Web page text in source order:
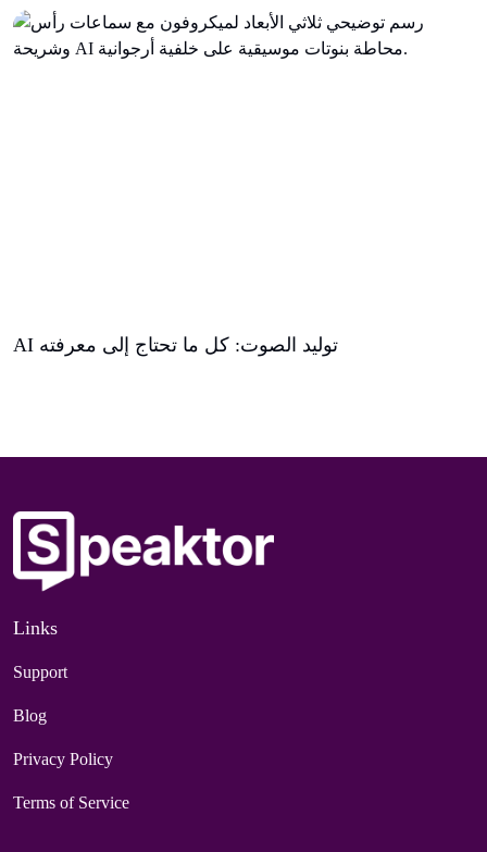
AI توليد الصوت: كل ما تحتاج إلى معرفته
Links
Support
Blog
Privacy Policy
Terms of Service